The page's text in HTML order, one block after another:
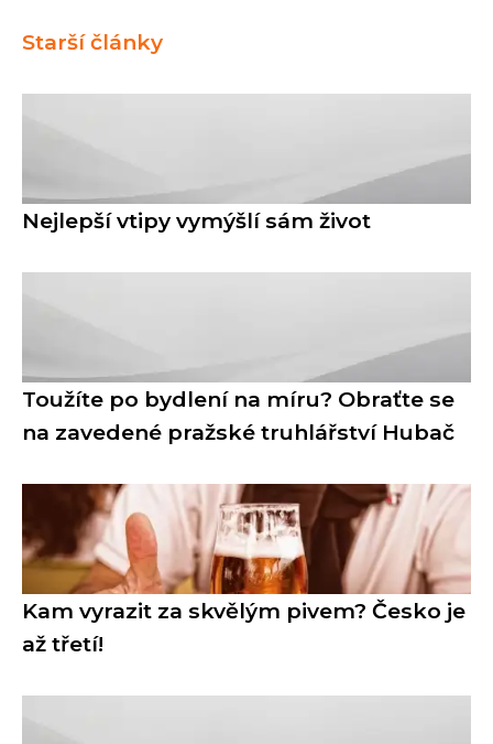
Starší články
Nejlepší vtipy vymýšlí sám život
Toužíte po bydlení na míru? Obraťte se
na zavedené pražské truhlářství Hubač
Kam vyrazit za skvělým pivem? Česko je
až třetí!